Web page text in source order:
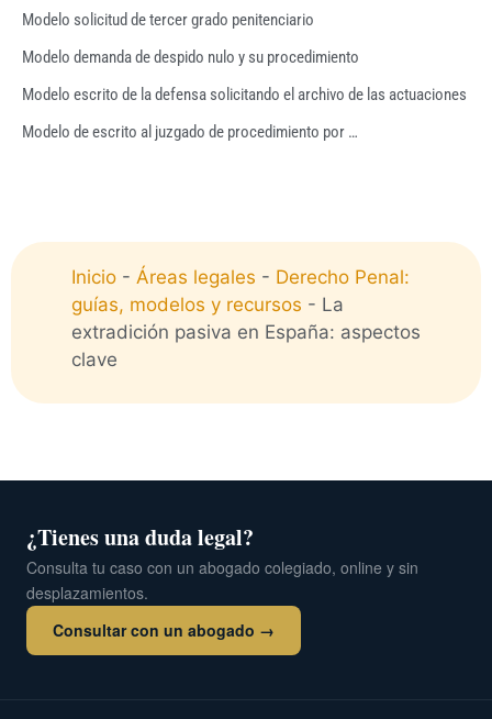
Modelo solicitud de tercer grado penitenciario
Modelo demanda de despido nulo y su procedimiento
Modelo escrito de la defensa solicitando el archivo de las actuaciones
Modelo de escrito al juzgado de procedimiento por …
Inicio - Áreas legales - Derecho Penal:
guías, modelos y recursos - La
extradición pasiva en España: aspectos
clave
¿Tienes una duda legal?
Consulta tu caso con un abogado colegiado, online y sin
desplazamientos.
Consultar con un abogado →